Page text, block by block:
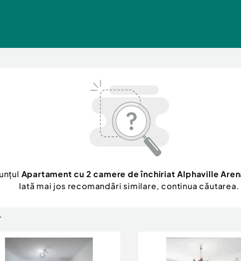
Apartament cu 2 camere de închiriat Alphaville
Iată mai jos recomandări similare, continua căutarea.